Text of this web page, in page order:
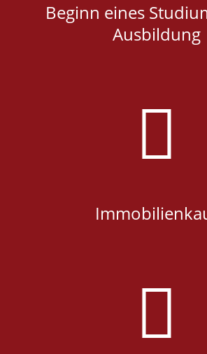
Beginn eines
Ausbildung